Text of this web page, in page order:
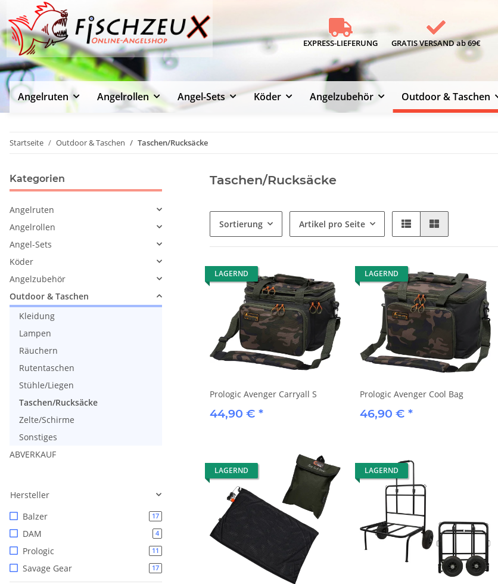
EXPRESS-LIEFERUNG GRATIS VERSAND ab 69€
Angelruten Angelrollen Angel-Sets Köder Angelzubehör Outdoor & Taschen
Startseite Outdoor & Taschen Taschen/Rucksäcke
Taschen/Rucksäcke
Sortierung Artikel pro Seite
LAGERND
Prologic Avenger Carryall S
44,90 € *
LAGERND
Prologic Avenger Cool Bag
46,90 € *
LAGERND LAGERND
Kategorien
Angelruten
Angelrollen
Angel-Sets
Köder
Angelzubehör
Outdoor & Taschen
Kleidung
Lampen
Räuchern
Rutentaschen
Stühle/Liegen
Taschen/Rucksäcke
Zelte/Schirme
Sonstiges
ABVERKAUF
Hersteller
Balzer
17
DAM 4
Prologic 11
Savage Gear 17